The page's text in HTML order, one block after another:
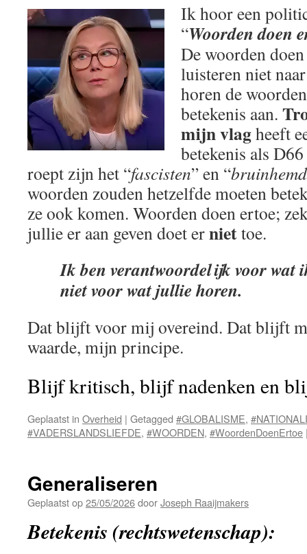
Ik hoor een
“Woorden doen
De woorden
luisteren niet
horen de
betekenis aan.
mijn vlagheeft
betekenis als
roept zijn het “fascisten” en “
woorden zouden hetzelfde moeten
ze ook komen. Woorden doen ertoe;
jullie er aan geven doet erniettoe.
Ik ben verantwoordelijk voor wat
niet voor wat jullie horen.
Dat blijft voor mij overeind. Dat blijft
waarde, mijn principe.
Blijf kritisch, blijf nadenken en
Geplaatst in Overheid | Getagged #GLOBALISME,
#VADERSLANDSLIEFDE, #WOORDEN, #WoordenDoenErtoe
Generaliseren
Geplaatst op25/05/2026doorJoseph Raaijmakers
Betekenis (rechtswetenschap):